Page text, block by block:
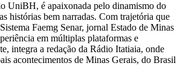
UniBH, é apaixonada pelo dinamismo do
histórias bem narradas. Com trajetória que
Faemg Senar, jornal Estado de Minas
em múltiplas plataformas e
integra a redação da Rádio Itatiaia, onde
acontecimentos de Minas Gerais, do Brasil